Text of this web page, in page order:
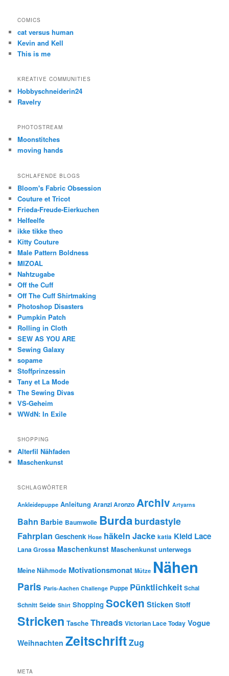
COMICS
cat versus human
Kevin and Kell
This is me
KREATIVE COMMUNITIES
Hobbyschneiderin24
Ravelry
PHOTOSTREAM
Moonstitches
moving hands
SCHLAFENDE BLOGS
Bloom's Fabric Obsession
Couture et Tricot
Frieda-Freude-Eierkuchen
Helfeelfe
ikke tikke theo
Kitty Couture
Male Pattern Boldness
MIZOAL
Nahtzugabe
Off the Cuff
Off The Cuff Shirtmaking
Photoshop Disasters
Pumpkin Patch
Rolling in Cloth
SEW AS YOU ARE
Sewing Galaxy
sopame
Stoffprinzessin
Tany et La Mode
The Sewing Divas
VS-Geheim
WWdN: In Exile
SHOPPING
Alterfil Nähfaden
Maschenkunst
SCHLAGWÖRTER
Ankleidepuppe Anleitung Aranzi Aronzo Archiv Artyarns
Bahn Barbie Baumwolle Burda burdastyle
Fahrplan Geschenk Hose häkeln Jacke katia Kleid Lace
Lana Grossa Maschenkunst Maschenkunst unterwegs
Meine Nähmode Motivationsmonat Mütze Nähen
Paris Paris-Aachen Challenge Puppe Pünktlichkeit Schal
Schnitt Seide Shirt Shopping Socken Sticken Stoff
Stricken Tasche Threads Victorian Lace Today Vogue
Weihnachten ZeitschriftZug
META